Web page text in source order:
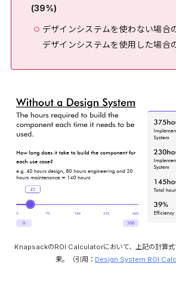
(39%)
デザインシステムを使わない場合
デザインシステムを使用した場合
KnapsackのROI Calculatorにおいて、上記の計算式
果。（引用： Design System ROI